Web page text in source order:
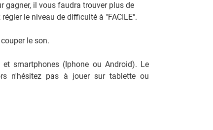
gagner, il vous faudra trouver plus de
le niveau de difficulté à "FACILE".
le son.
et smartphones (Iphone ou Android). Le
n'hésitez pas à jouer sur tablette ou